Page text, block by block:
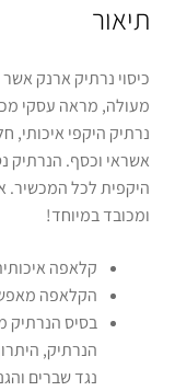
תיאור
כיסוי נרתיק ארנק
מעולה, מראה עסקי
נרתיק היקפי איכותי,
אשראי וכסף. הנרתיק
היקפית לכל המכשיר.
ומכובד במיוחד!
קלאפה
הקלאפה
נגד שברים